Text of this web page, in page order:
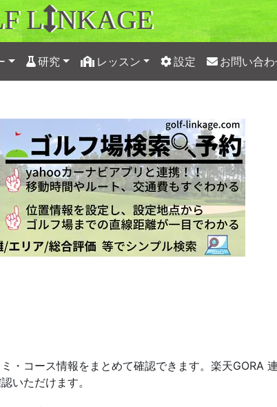
L NKAGE
研究 レッスン 設定 お問い合
・コース情報をまとめて確認できます。楽天GORA
いただけます。